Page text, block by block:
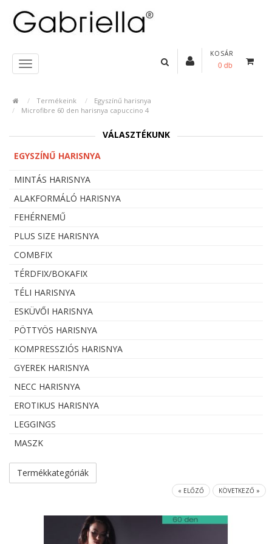
KOSÁR
0 db
Termékeink
Egyszínű harisnya
Microfibre 60 den harisnya capuccino 4
VÁLASZTÉKUNK
EGYSZÍNŰ HARISNYA
MINTÁS HARISNYA
ALAKFORMÁLÓ HARISNYA
FEHÉRNEMŰ
PLUS SIZE HARISNYA
COMBFIX
TÉRDFIX/BOKAFIX
TÉLI HARISNYA
ESKÜVŐI HARISNYA
PÖTTYÖS HARISNYA
KOMPRESSZIÓS HARISNYA
GYEREK HARISNYA
NECC HARISNYA
EROTIKUS HARISNYA
LEGGINGS
MASZK
Termékkategóriák
« ELŐZŐ KÖVETKEZŐ »